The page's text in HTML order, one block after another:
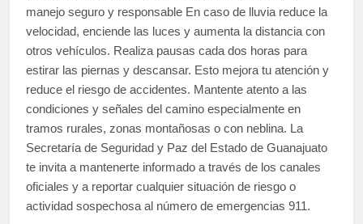
manejo seguro y responsable En caso de lluvia reduce la
velocidad, enciende las luces y aumenta la distancia con
otros vehículos. Realiza pausas cada dos horas para
estirar las piernas y descansar. Esto mejora tu atención y
reduce el riesgo de accidentes. Mantente atento a las
condiciones y señales del camino especialmente en
tramos rurales, zonas montañosas o con neblina. La
Secretaría de Seguridad y Paz del Estado de Guanajuato
te invita a mantenerte informado a través de los canales
oficiales y a reportar cualquier situación de riesgo o
actividad sospechosa al número de emergencias 911.